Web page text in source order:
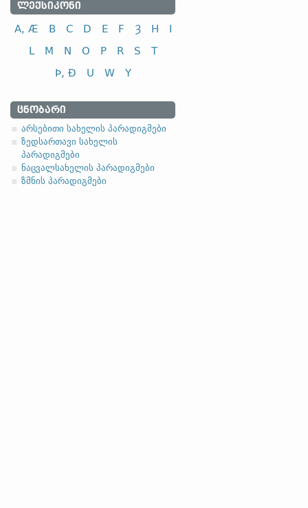
ᲚᲔᲥᲡᲘᲙᲝᲜᲘ
A, Æ B C D E F Ȝ H
I
L
M N O P R S
T
Þ, Ð
U W Y
ᲪᲜᲝᲑᲐᲠᲘ
არსებითი სახელის პარადიგმები
ზედსართავი სახელის
პარადიგმები
ნაცვალსახელის პარადიგმები
ზმნის პარადიგმები